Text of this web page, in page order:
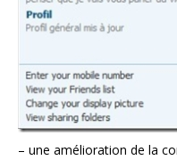
– une amélioration de la